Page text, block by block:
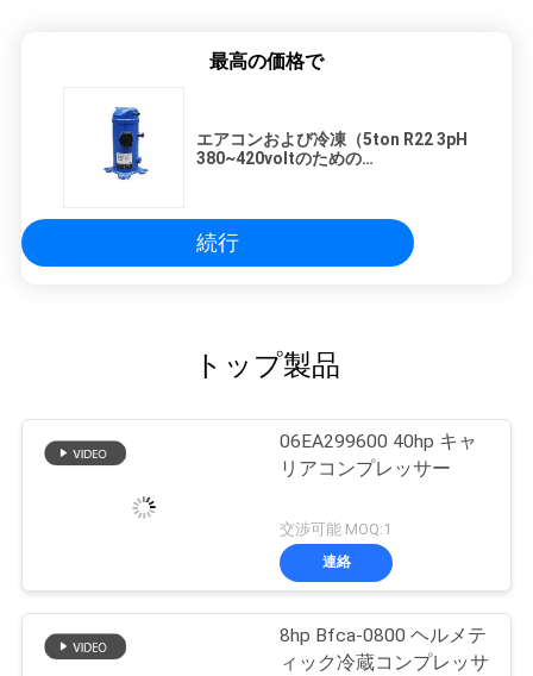
最高の価格で
エアコンおよび冷凍（5ton R22 3pH
380~420voltのための
続行
トップ製品
06EA299600 40hp キャ
リアコンプレッサー
交渉可能 MOQ:1
連絡
8hp Bfca-0800 ヘルメテ
ィック冷蔵コンプレッサ